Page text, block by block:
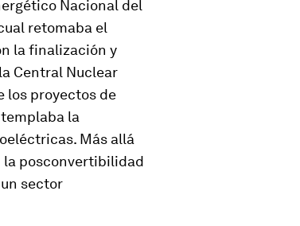
Nacional del
retomaba el
la finalización y
Central Nuclear
los proyectos de
la
Más allá
la posconvertibilidad
sector